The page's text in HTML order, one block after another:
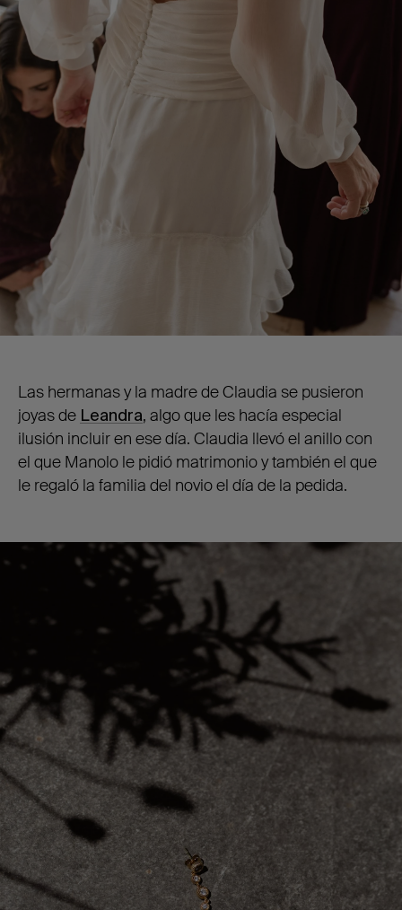
Las hermanas y la madre de Claudia se pusieron
joyas de Leandra, algo que les hacía especial
ilusión incluir en ese día. Claudia llevó el anillo con
el que Manolo le pidió matrimonio y también el que
le regaló la familia del novio el día de la pedida.